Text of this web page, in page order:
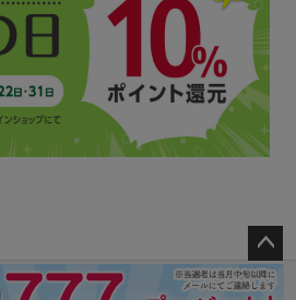
ペー
ジト